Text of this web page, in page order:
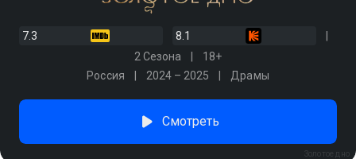
7.3
8.1
2 Сезона
18+
Россия
2024 – 2025 Драмы
Золотое дно
Смотреть